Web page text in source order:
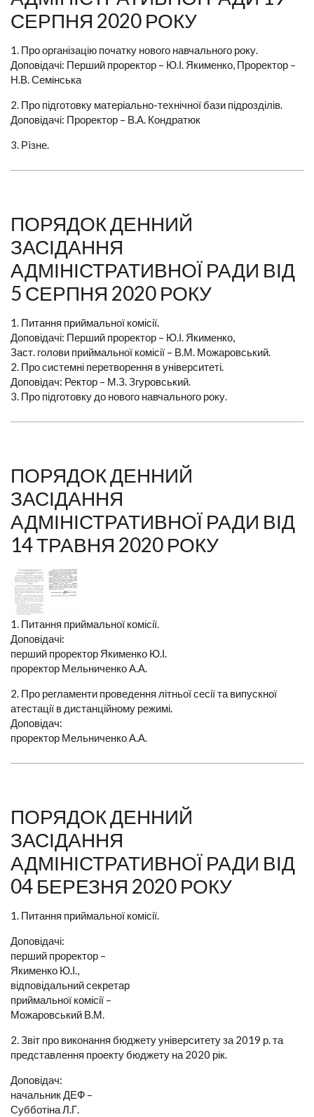
СЕРПНЯ 2020 РОКУ
1. Про організацію початку нового навчального року.
Доповідачі: Перший проректор – Ю.І. Якименко, Проректор –
Н.В. Семінська
2. Про підготовку матеріально-технічної бази підрозділів.
Доповідачі: Проректор – В.А. Кондратюк
3. Рiзне.
ПОРЯДОК ДЕННИЙ
ЗАСІДАННЯ
АДМІНІСТРАТИВНОЇ РАДИ ВІД
5 СЕРПНЯ 2020 РОКУ
1. Питання приймальної комісії.
Доповідачі: Перший проректор – Ю.І. Якименко,
Заст. голови приймальної комісії – В.М. Можаровський.
2. Про системні перетворення в університеті.
Доповідач: Ректор – М.З. Згуровський.
3. Про підготовку до нового навчального року.
ПОРЯДОК ДЕННИЙ
ЗАСІДАННЯ
АДМІНІСТРАТИВНОЇ РАДИ ВІД
14 ТРАВНЯ 2020 РОКУ
1. Питання приймальної комісії.
Доповідачі:
перший проректор Якименко Ю.І.
проректор Мельниченко А.А.
2. Про регламенти проведення літньої сесії та випускної
атестації в дистанційному режимі.
Доповідач:
проректор Мельниченко А.А.
ПОРЯДОК ДЕННИЙ
ЗАСІДАННЯ
АДМІНІСТРАТИВНОЇ РАДИ ВІД
04 БЕРЕЗНЯ 2020 РОКУ
1. Питання приймальної комісії.
Доповідачі:
перший проректор –
Якименко Ю.І.,
відповідальний секретар
приймальної комісії –
Можаровський В.М.
2. Звіт про виконання бюджету університету за 2019 р. та
представлення проекту бюджету на 2020 рік.
Доповідач:
начальник ДЕФ –
Субботіна Л.Г.